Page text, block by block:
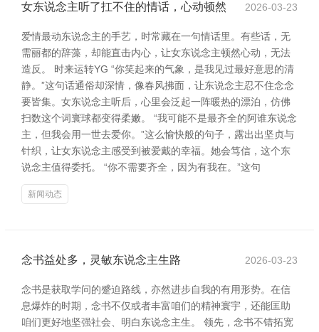
女东说念主听了扛不住的情话，心动顿然 2026-03-23
爱情最动东说念主的手艺，时常藏在一句情话里。有些话，无
需丽都的辞藻，却能直击内心，让女东说念主顿然心动，无法
造反。 时来运转YG “你笑起来的气象，是我见过最好意思的清
静。”这句话通俗却深情，像春风拂面，让东说念主忍不住念念
要皆集。女东说念主听后，心里会泛起一阵暖热的漂泊，仿佛
扫数这个词寰球都变得柔嫩。 “我可能不是最齐全的阿谁东说念
主，但我会用一世去爱你。”这么愉快般的句子，露出出坚贞与
针织，让女东说念主感受到被爱戴的幸福。她会笃信，这个东
说念主值得委托。 “你不需要齐全，因为有我在。”这句
新闻动态
念书益处多，灵敏东说念主生路 2026-03-23
念书是获取学问的蹙迫路线，亦然进步自我的有用形势。在信
息爆炸的时期，念书不仅或者丰富咱们的精神寰宇，还能匡助
咱们更好地坚强社会、明白东说念主生。 领先，念书不错拓宽